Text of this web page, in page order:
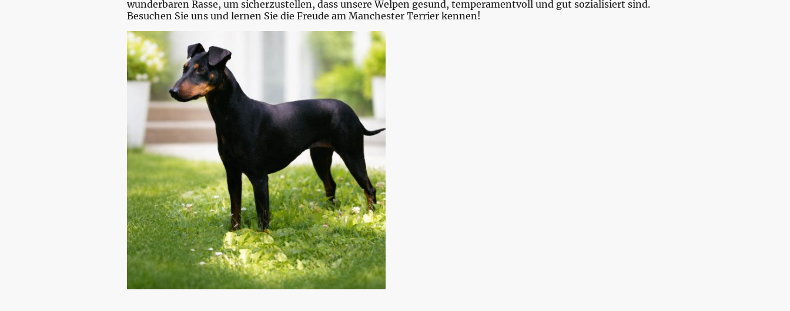
wunderbaren Rasse, um sicherzustellen, dass unsere Welpen gesund, temperamentvoll und gut sozialisiert sind.
Besuchen Sie uns und lernen Sie die Freude am Manchester Terrier kennen!